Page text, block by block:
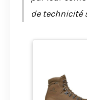
de technicité